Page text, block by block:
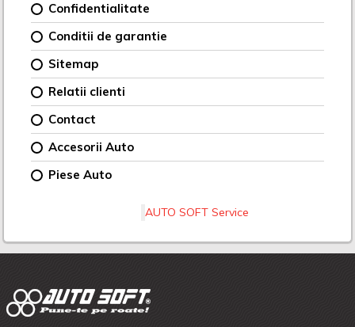
Confidentialitate
Conditii de garantie
Sitemap
Relatii clienti
Contact
Accesorii Auto
Piese Auto
AUTO SOFT Service